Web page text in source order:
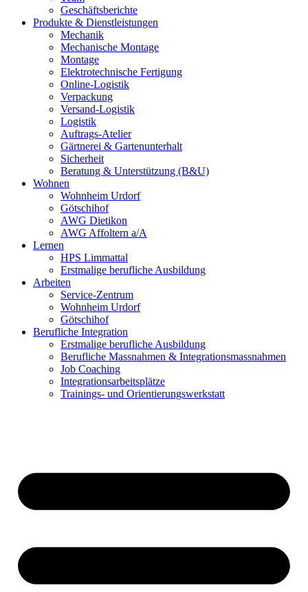
Geschäftsberichte
Produkte & Dienstleistungen
Mechanik
Mechanische Montage
Montage
Elektrotechnische Fertigung
Online-Logistik
Verpackung
Versand-Logistik
Logistik
Auftrags-Atelier
Gärtnerei & Gartenunterhalt
Sicherheit
Beratung & Unterstützung (B&U)
Wohnen
Wohnheim Urdorf
Götschihof
AWG Dietikon
AWG Affoltern a/A
Lernen
HPS Limmattal
Erstmalige berufliche Ausbildung
Arbeiten
Service-Zentrum
Wohnheim Urdorf
Götschihof
Berufliche Integration
Erstmalige berufliche Ausbildung
Berufliche Massnahmen & Integrationsmassnahmen
Job Coaching
Integrationsarbeitsplätze
Trainings- und Orientierungswerkstatt